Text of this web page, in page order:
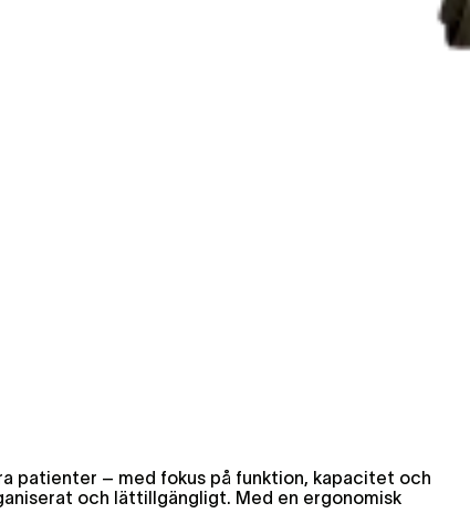
patienter – med fokus på funktion, kapacitet och
och lättillgängligt. Med en ergonomisk